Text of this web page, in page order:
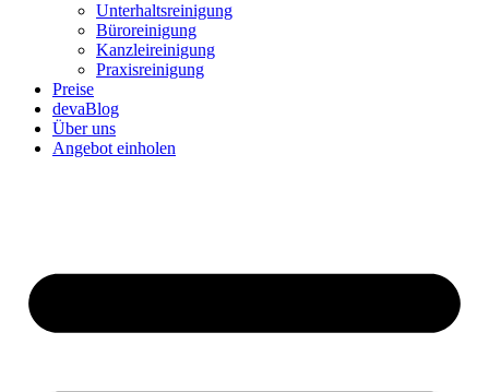
Unterhaltsreinigung
Büroreinigung
Kanzleireinigung
Praxisreinigung
Preise
devaBlog
Über uns
Angebot einholen